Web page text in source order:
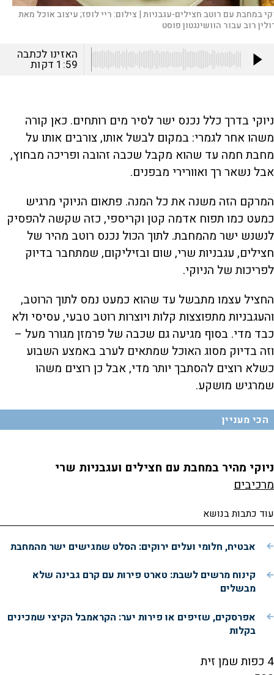
במחבת עם רוטב חצילים-עגבניות | צילום:ריי לופז; עיצוב אוכל מאת
רוב עבור הוושינגטון פוסט
האזינו לכתבה
1:59 דקות
ניוקי בדרך כלל נכנס ישר לסיר מים רותחים. כאן קורה
משהו אחר לגמרי: במקום לבשל אותו, צורבים אותו על
מחבת חמה עד שהוא מקבל שכבה זהובה ופריכה מבחוץ,
אבל נשאר רך ואוורירי מבפנים.
המרקם הזה משנה את כל המנה. פתאום הניוקי מרגיש
כמעט כמו תפוח אדמה קטן וקריספי, כזה שקשה להפסיק
לנשנש ישר מהמחבת. לתוך הכול נכנס רוטב מהיר של
חצילים, עגבניות שרי, שום ובזיליקום, שמתחבר בדיוק
לפריכות של הניוקי.
החציל עצמו מתבשל עד שהוא כמעט נמס לתוך הרוטב,
והעגבניות מתפוצצות קלות ויוצרות רוטב טבעי, עסיסי ולא
כבד מדי. בסוף מגיעה גם שכבה של פרמזן מגורר מעל –
וזה בדיוק מסוג האוכל שמתאים לערב באמצע השבוע
כשלא רוצים להסתבך יותר מדי, אבל כן רוצים משהו
שמרגיש מושקע.
הכי מעניין
ניוקי מהיר במחבת עם חצילים ועגבניות שרי
מרכיבים
עוד כתבות בנושא
אבטיח, חלומי ועלים ירוקים: הסלט שמגישים ישר מהמחבת
קינוח מרשים לשבת: טארט פירות עם קרם גבינה שלא
מבשלים
אפרסקים, שזיפים או פירות יער: הקראמבל הקיצי שמכינים
בקלות
4 כפות שמן זית